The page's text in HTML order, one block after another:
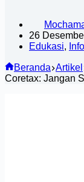
26
Edukasi,
Beranda Artikel
Coretax: Jangan